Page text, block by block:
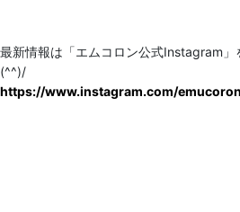
最新情報は「エムコロン公式Instagram」
(^^)/
https://www.instagram.com/